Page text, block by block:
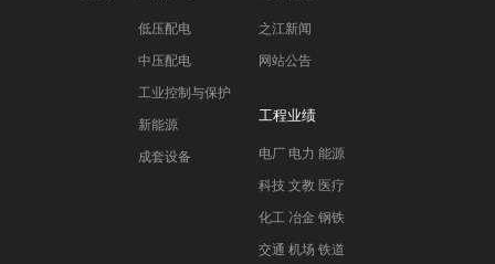
低压配电
中压配电
工业控制与保护
新能源
成套设备
之江新闻
网站公告
工程业绩
电厂 电力 能源
科技 文教 医疗
化工 冶金 钢铁
交通 机场 铁道